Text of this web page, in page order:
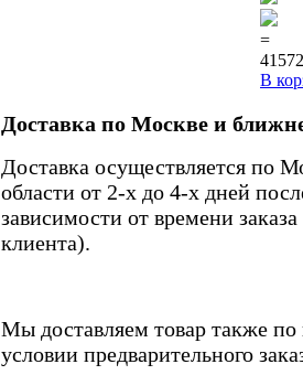
=
В
Доставка по Москве и
Доставка осуществляется по
области от 2-х до 4-х дней
зависимости от времени
клиента).
Мы доставляем товар также
условии предварительного